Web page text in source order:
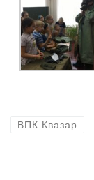
ВПК Квазар